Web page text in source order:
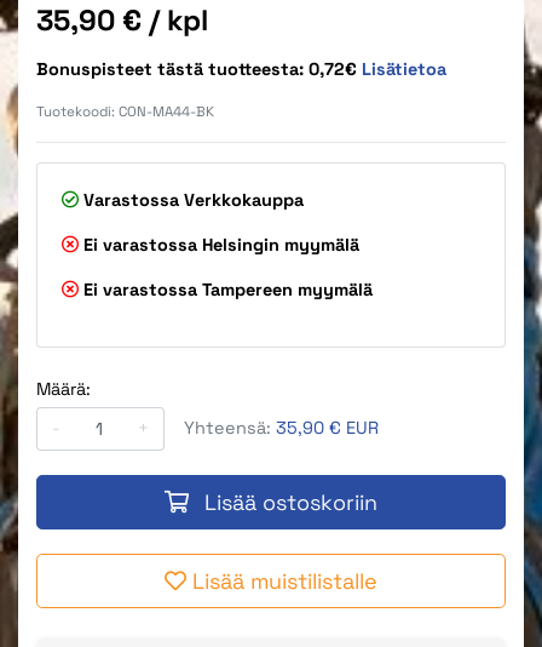
Hinta
35,90 € / kpl
Bonuspisteet tästä tuotteesta: 0,72€ Lisätietoa
Tuotekoodi: CON-MA44-BK
Varastossa Verkkokauppa
Ei varastossa Helsingin myymälä
Ei varastossa Tampereen myymälä
Määrä:
-
+ Yhteensä: 35,90 € EUR
Lisää ostoskoriin
Lisää muistilistalle